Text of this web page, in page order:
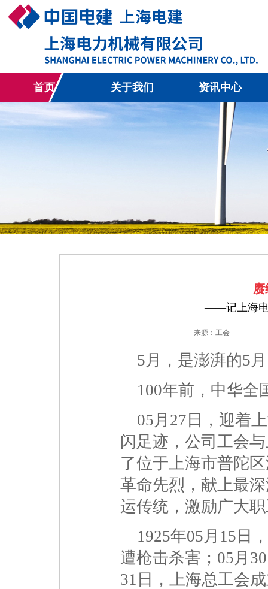
首页 关于我们 资讯中心
——记上海电
来源：工会
5月，是澎湃的5
100年前，中华全
05月27日，迎着
闪足迹，公司工会
了位于上海市普陀
革命先烈，献上最
运传统，激励广大
1925年05月15日
遭枪击杀害；05月
31日，上海总工会